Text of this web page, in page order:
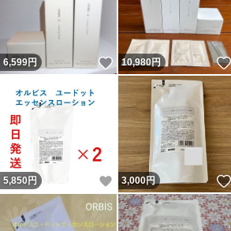
6,599円 いいね！
10,980円
5,850 円 いいね！
3,000円